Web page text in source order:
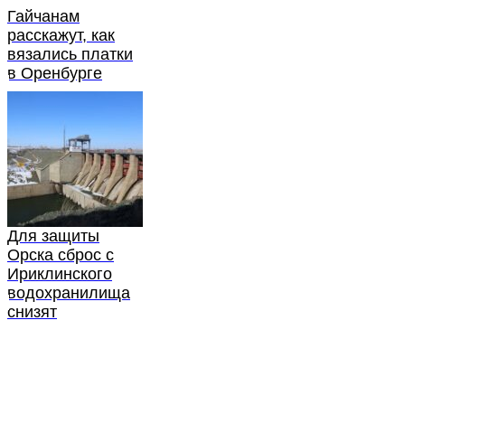
Гайчанам
расскажут, как
вязались платки
в Оренбурге
Для защиты
Орска сброс с
Ириклинского
водохранилища
снизят